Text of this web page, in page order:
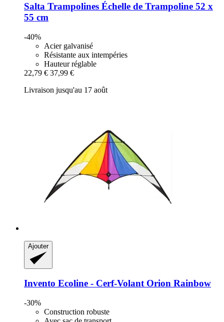
Salta Trampolines Échelle de Trampoline 52 x
55 cm
-40%
Acier galvanisé
Résistante aux intempéries
Hauteur réglable
22,79 € 37,99 €
Livraison jusqu'au 17 août
Ajouter
Invento Ecoline -​ Cerf-​Volant Orion Rainbow
-30%
Construction robuste